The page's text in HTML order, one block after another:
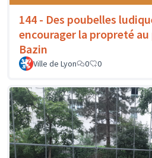
144 - Des poubelles
encourager la propreté au
Bazin
Ville de Lyon 0 0